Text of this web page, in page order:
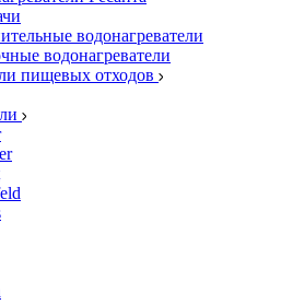
водонагреватели
водонагреватели
пищевых отходов